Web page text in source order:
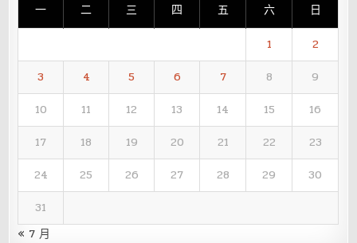
一 二 三 四 五 六 日
1
2
3
4 5 6 7 8
9
10
11 12 13 14 15
16
17
18 19 20 21 22
23
24
25 26 27 28 29
30
31
« 7 月